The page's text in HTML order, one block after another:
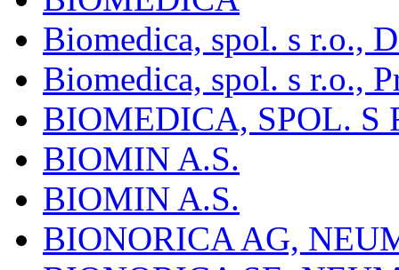
Biomedica, spol. s r.o.,
Biomedica, spol. s r.o.,
BIOMEDICA, SPOL. S
BIOMIN A.S.
BIOMIN A.S.
BIONORICA AG,